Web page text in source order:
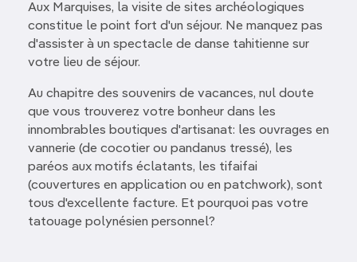
Aux Marquises, la visite de sites archéologiques
constitue le point fort d'un séjour. Ne manquez pas
d'assister à un spectacle de danse tahitienne sur
votre lieu de séjour.
Au chapitre des souvenirs de vacances, nul doute
que vous trouverez votre bonheur dans les
innombrables boutiques d'artisanat: les ouvrages en
vannerie (de cocotier ou pandanus tressé), les
paréos aux motifs éclatants, les tifaifai
(couvertures en application ou en patchwork), sont
tous d'excellente facture. Et pourquoi pas votre
tatouage polynésien personnel?